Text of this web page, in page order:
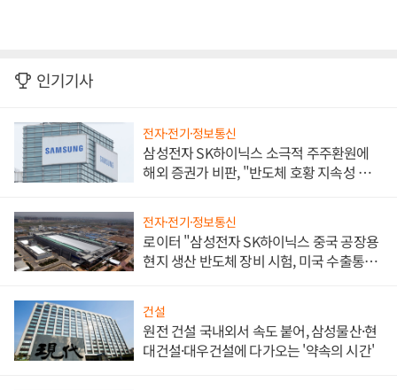
인기기사
전자·전기·정보통신
삼성전자 SK하이닉스 소극적 주주환원에
해외 증권가 비판, "반도체 호황 지속성 의
전자·전기·정보통신
로이터 "삼성전자 SK하이닉스 중국 공장용
현지 생산 반도체 장비 시험, 미국 수출통제
건설
원전 건설 국내외서 속도 붙어, 삼성물산·현
대건설·대우건설에 다가오는 '약속의 시간'